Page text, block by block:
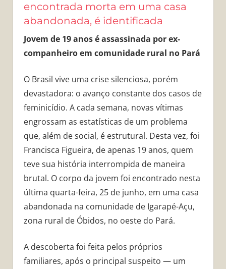
encontrada morta em uma casa
abandonada, é identificada
Jovem de 19 anos é assassinada por ex-
companheiro em comunidade rural no Pará
O Brasil vive uma crise silenciosa, porém
devastadora: o avanço constante dos casos de
feminicídio. A cada semana, novas vítimas
engrossam as estatísticas de um problema
que, além de social, é estrutural. Desta vez, foi
Francisca Figueira, de apenas 19 anos, quem
teve sua história interrompida de maneira
brutal. O corpo da jovem foi encontrado nesta
última quarta-feira, 25 de junho, em uma casa
abandonada na comunidade de Igarapé-Açu,
zona rural de Óbidos, no oeste do Pará.
A descoberta foi feita pelos próprios
familiares, após o principal suspeito — um